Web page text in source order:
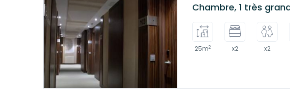
Algérie en dehors des banques, des aéroports, ou de quelques hôtels.
conseillé de s’y rendre, car vous risquez sérieusement d’être escroqué.
Chambre, 1 très
25m2 x2 x2